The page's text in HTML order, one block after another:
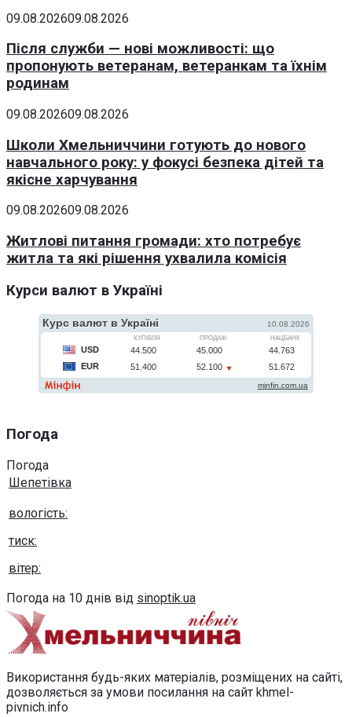
09.08.202609.08.2026
Після служби — нові можливості: що
пропонують ветеранам, ветеранкам та їхнім
родинам
09.08.202609.08.2026
Школи Хмельниччини готують до нового
навчального року: у фокусі безпека дітей та
якісне харчування
09.08.202609.08.2026
Житлові питання громади: хто потребує
житла та які рішення ухвалила комісія
Курси валют в Україні
Погода
Погода
Шепетівка
вологість:
тиск:
вітер:
Погода на 10 днів від sinoptik.ua
Використання будь-яких матеріалів, розміщених на сайті,
дозволяється за умови посилання на сайт khmel-
pivnich.info